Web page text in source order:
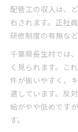
配管工の収入は、
右されます。正社
研修制度の有無な
千葉県長生村では
く見られます。こ
件が揃いやすく、
適しています。反
給がやや低めです
す。